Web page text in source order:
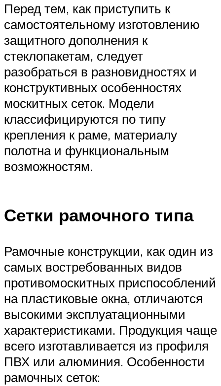
Перед тем, как приступить к
самостоятельному изготовлению
защитного дополнения к
стеклопакетам, следует
разобраться в разновидностях и
конструктивных особенностях
москитных сеток. Модели
классифицируются по типу
крепления к раме, материалу
полотна и функциональным
возможностям.
Сетки рамочного типа
Рамочные конструкции, как один из
самых востребованных видов
противомоскитных приспособлений
на пластиковые окна, отличаются
высокими эксплуатационными
характеристиками. Продукция чаще
всего изготавливается из профиля
ПВХ или алюминия. Особенности
рамочных сеток: